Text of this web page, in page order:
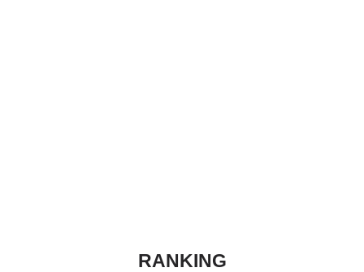
RANKING